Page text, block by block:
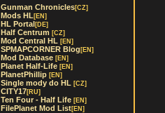
Gunman Chronicles[CZ]
Mods HL [EN]
HL Portal[DE]
Half Centrum [CZ]
Mod Central HL [EN]
SPMAPCORNER Blog [EN]
Mod Database [EN]
Planet Half-Life [EN]
PlanetPhillip [EN]
Single mody do HL [CZ]
CITY17[RU]
Ten Four - Half Life [EN]
FilePlanet Mod List[EN]